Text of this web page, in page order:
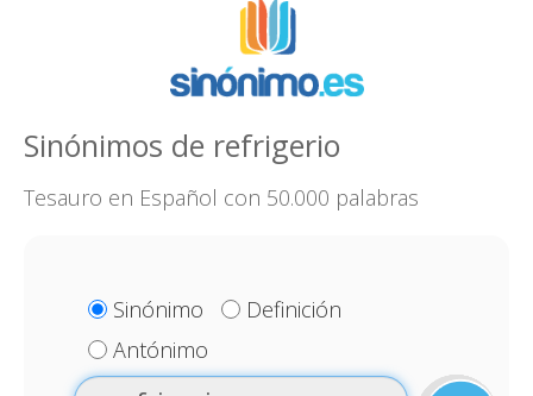
Sinónimos de refrigerio
Tesauro en Español con 50.000 palabras
Sinónimo
Definición
Antónimo